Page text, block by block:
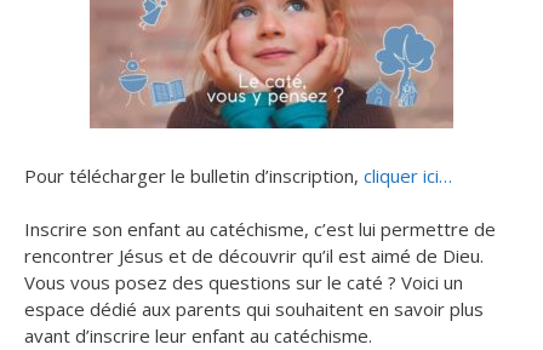
Pour télécharger le bulletin d’inscription, cliquer ici…
Inscrire son enfant au catéchisme, c’est lui permettre de
rencontrer Jésus et de découvrir qu’il est aimé de Dieu.
Vous vous posez des questions sur le caté ? Voici un
espace dédié aux parents qui souhaitent en savoir plus
avant d’inscrire leur enfant au catéchisme.